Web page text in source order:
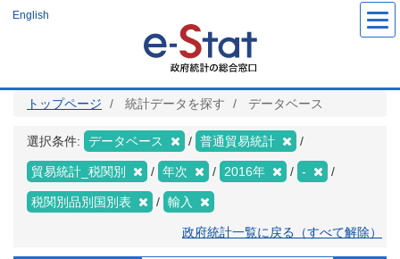
ツ
English
トップページ 統計データを探す データベース
選択条件: データベース 普通貿易統計
貿易統計_税関別 年次 2016年 -
税関別品別国別表 輸入
政府統計一覧に戻る（すべて解除）